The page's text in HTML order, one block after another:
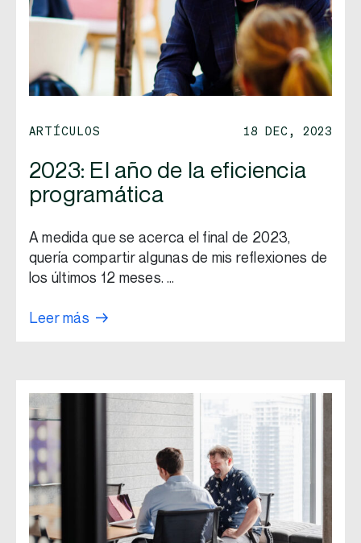
ARTÍCULOS 18 DEC, 2023
2023: El año de la eficiencia
programática
A medida que se acerca el final de 2023,
quería compartir algunas de mis reflexiones de
los últimos 12 meses. …
Leer más